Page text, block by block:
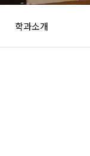
학과소개